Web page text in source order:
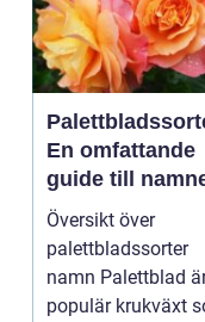
En omfattande
guide till
Översikt över
palettbladssorter
namn Palettblad är en
populär krukväxt